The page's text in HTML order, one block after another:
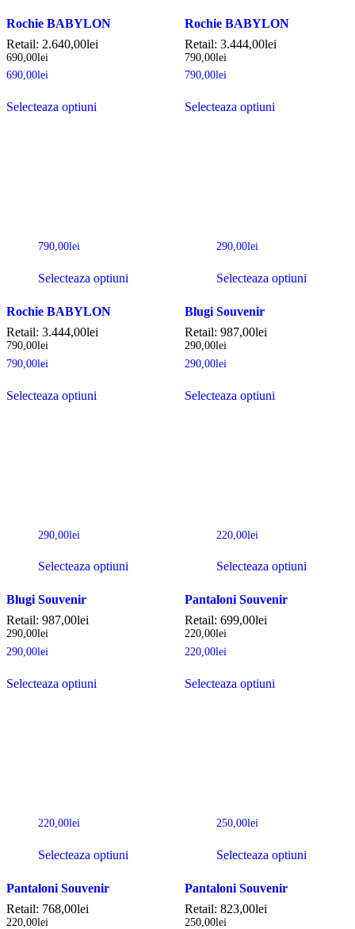
Rochie BABYLON
Retail: 2.640,00lei
690,00lei
690,00lei
Selecteaza optiuni
Rochie BABYLON
Retail: 3.444,00lei
790,00lei
790,00lei
Selecteaza optiuni
790,00lei
Selecteaza optiuni
Rochie BABYLON
Retail: 3.444,00lei
790,00lei
790,00lei
Selecteaza optiuni
290,00lei
Selecteaza optiuni
Blugi Souvenir
Retail: 987,00lei
290,00lei
290,00lei
Selecteaza optiuni
290,00lei
Selecteaza optiuni
Blugi Souvenir
Retail: 987,00lei
290,00lei
290,00lei
Selecteaza optiuni
220,00lei
Selecteaza optiuni
Pantaloni Souvenir
Retail: 699,00lei
220,00lei
220,00lei
Selecteaza optiuni
220,00lei
Selecteaza optiuni
Pantaloni Souvenir
Retail: 768,00lei
220,00lei
250,00lei
Selecteaza optiuni
Pantaloni Souvenir
Retail: 823,00lei
250,00lei